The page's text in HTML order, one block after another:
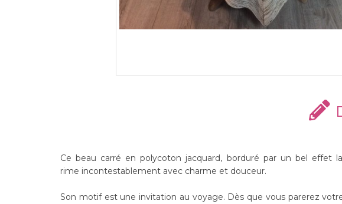
Ce beau carré en polycoton jacquard, borduré par un bel effet
rime incontestablement avec charme et douceur.
Son motif est une invitation au voyage. Dès que vous parerez